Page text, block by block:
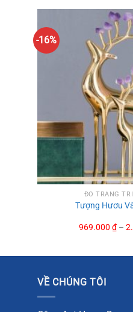
-16%
ĐỒ TRANG
Tượng Hươu
969.000 ₫–
VỀ CHÚNG TÔI